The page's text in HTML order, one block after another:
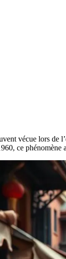
vécue lors de
ce phénomène